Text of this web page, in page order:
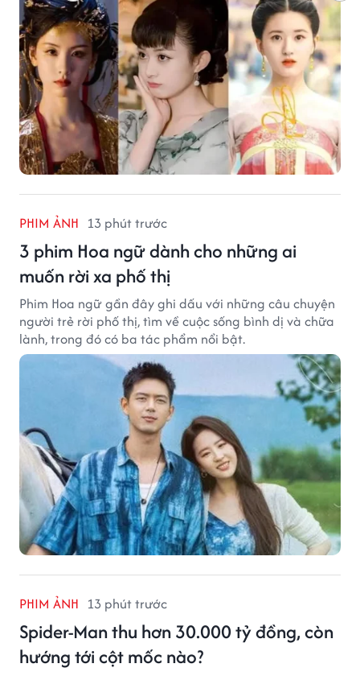
PHIM ẢNH 13 phút trước
3 phim Hoa ngữ dành cho những ai
muốn rời xa phố thị
Phim Hoa ngữ gần đây ghi dấu với những câu chuyện
người trẻ rời phố thị, tìm về cuộc sống bình dị và chữa
lành, trong đó có ba tác phẩm nổi bật.
PHIM ẢNH 13 phút trước
Spider-Man thu hơn 30.000 tỷ đồng, còn
hướng tới cột mốc nào?